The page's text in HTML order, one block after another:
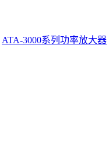
ATA-3000系列功率放大器